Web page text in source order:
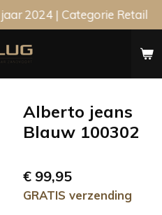
2024 | Categorie Retail
Alberto jeans
Blauw 100302
€ 99,95
GRATIS verzending